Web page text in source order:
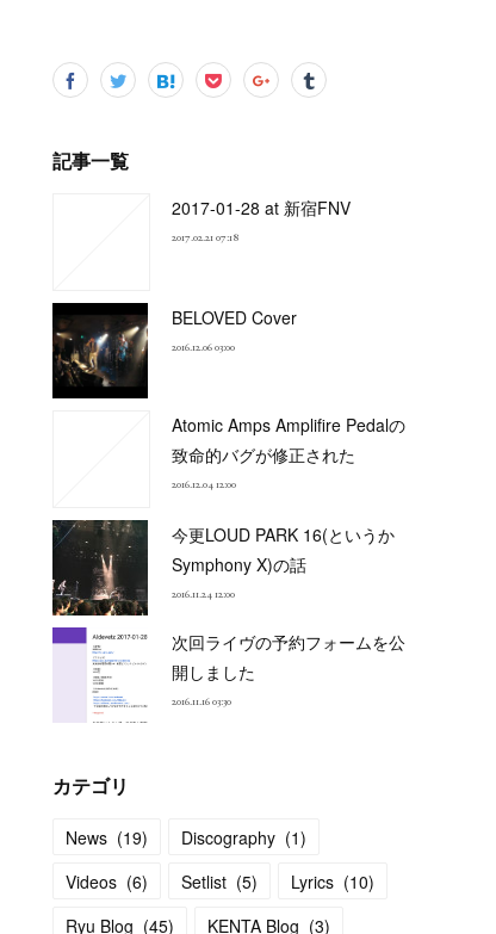
記事一覧
2017-01-28 at 新宿FNV
2017.02.21 07:18
BELOVED Cover
2016.12.06 03:00
Atomic Amps Amplifire Pedalの
致命的バグが修正された
2016.12.04 12:00
今更LOUD PARK 16(というか
Symphony X)の話
2016.11.24 12:00
次回ライヴの予約フォームを公
開しました
2016.11.16 03:30
カテゴリ
News (19) Discography (1)
Videos (6) Setlist (5) Lyrics (10)
Ryu Blog (45) KENTA Blog (3)